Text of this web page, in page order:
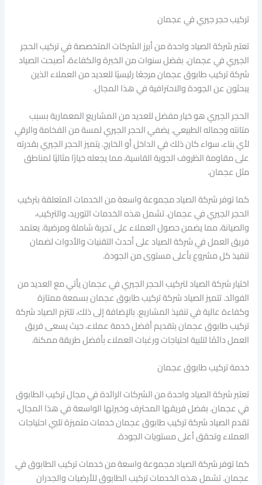
تركيب حجر جيري في عجمان
تعتبر شركة الصياد واحدة من أبرز الشركات المتخصصة في تركيب الحجر
الجيري في عجمان. بفضل سنوات من الخبرة والكفاءة، أصبحت الصياد
شركة تركيب طابوق عجمان مرجعًا رئيسيًا للعديد من العملاء الذين
يبحثون عن الجودة والاحترافية في هذا المجال.
الحجر الجيري هو خيار مفضل للعديد من المشاريع المعمارية بسبب
متانته وجماله الطبيعي. يضفي الحجر الجيري لمسة من الفخامة والرقي
لأي بناء، سواء كان ذلك في الداخل أو الخارج. يتميز الحجر الجيري بقدرته
على مقاومة الظروف الجوية القاسية، مما يجعله خيارًا مثاليًا لمناطق
مثل عجمان.
كما توفر شركة الصياد مجموعة واسعة من الخدمات المتعلقة بتركيب
الحجر الجيري في عجمان. تشمل هذه الخدمات التوريد، والتركيب،
والصيانة، مما يضمن حصول العملاء على تجربة شاملة ومرضية. يعتمد
فريق العمل في شركة الصياد على أحدث التقنيات والأدوات لضمان
تنفيذ كل مشروع بأعلى مستوى من الجودة.
اختيار شركة الصياد لتركيب الحجر الجيري في عجمان يأتي مع العديد من
الفوائد. تتميز الصياد شركة تركيب طابوق عجمان بسمعة ممتازة
وكفاءة عالية في تنفيذ المشاريع. بالإضافة إلى ذلك، تلتزم الصياد شركة
تركيب طابوق عجمان بتقديم أفضل خدمة عملاء، حيث يسعى فريق
العمل دائمًا لتلبية احتياجات ورغبات العملاء بأفضل طريقة ممكنة.
خدمة تركيب طابوق عجمان
تعتبر شركة الصياد واحدة من الشركات الرائدة في مجال تركيب الطابوق
في عجمان. بفضل فريقها المحترف وخبرتها الواسعة في هذا المجال،
تقدم الصياد شركة تركيب طابوق عجمان خدمات متميزة تلبي احتياجات
العملاء وتحقق أعلى مستويات الجودة.
كما توفر شركة الصياد مجموعة واسعة من خدمات تركيب الطابوق في
عجمان. تشمل هذه الخدمات تركيب الطابوق للأرضيات والجدران